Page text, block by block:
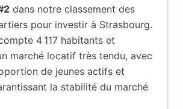
2 dans notre classement des
pour investir à Strasbourg.
4 117 habitants et
marché locatif très tendu, avec
de jeunes actifs et
la stabilité du marché